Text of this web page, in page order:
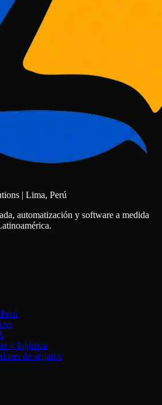
| Lima, Perú
automatización y software a medida
y logística
de seguros